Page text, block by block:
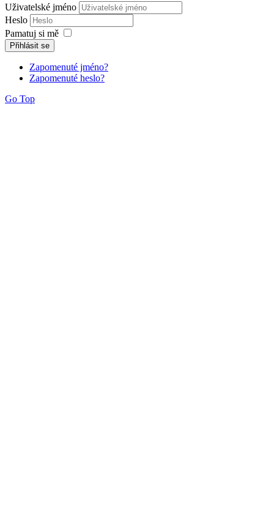
Uživatelské jméno
Heslo
Pamatuj si mě
Přihlásit se
Zapomenuté jméno?
Zapomenuté heslo?
Go Top